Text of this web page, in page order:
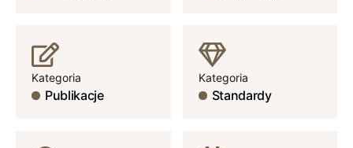
Kategoria
Publikacje
Kategoria
Standardy